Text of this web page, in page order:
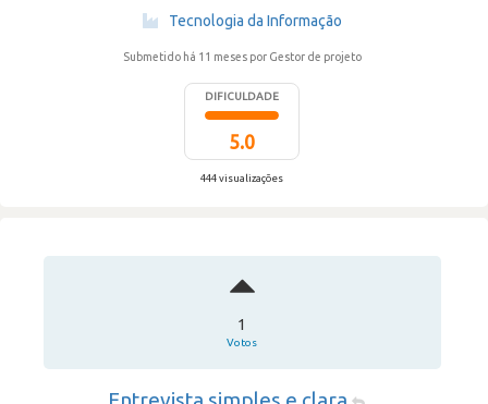
Tecnologia da Informação
Submetido há 11 meses por Gestor de projeto
DIFICULDADE
5.0
444 visualizações
1
Votos